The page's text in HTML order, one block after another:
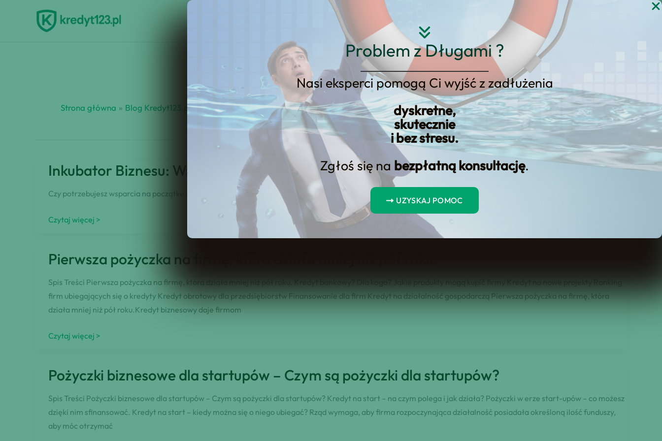
Problem z Długami ?
Nasi eksperci pomogą Ci wyjść z zadłużenia
dyskretne,
skutecznie
i bez stresu.
Zgłoś się na bezpłatną konsultację.
UZYSKAJ POMOC
Strona główna O nas Kontakt KONSULTACJA
Strona główna Blog Kredyt123.pl finansowanie startupów
Inkubator Biznesu: Wsparcie dla początkujących przedsiębiorców
Czy potrzebujesz wsparcia na początku swojego biznesu? Odkryj, co oferują inkubatory biznesu dla początkujących przedsiębiorców…
Inkubator
dla
przedsiębiorców
Czytaj więcej >
Pierwsza pożyczka na firmę, która działa mniej niż pół roku.
Spis Treści Pierwsza pożyczka na firmę, która działa mniej niż pół roku. Kredyt bankowy? Dla kogo? Jakie produkty mogą kupić firmy Kredyt na nowe projekty Ranking
firm ubiegających się o kredyty Kredyt obrotowy dla przedsiębiorstw Finansowanie dla firm Kredyt na działalność gospodarczą Pierwsza pożyczka na firmę, która
działa mniej niż pół roku.Kredyt biznesowy daje firmom
Pierwsza
firmę,
działa
mniej
niż
Czytaj więcej >
Pożyczki biznesowe dla startupów – Czym są pożyczki dla startupów?
Spis Treści Pożyczki biznesowe dla startupów – Czym są pożyczki dla startupów? Kredyt na start – na czym polega i jak działa? Pożyczki w erze start-upów – co możesz
dzięki nim sfinansować. Kredyt na start – kiedy można się o niego ubiegać? Rząd wymaga, aby firma rozpoczynająca działalność posiadała określoną ilość funduszy,
aby móc otrzymać